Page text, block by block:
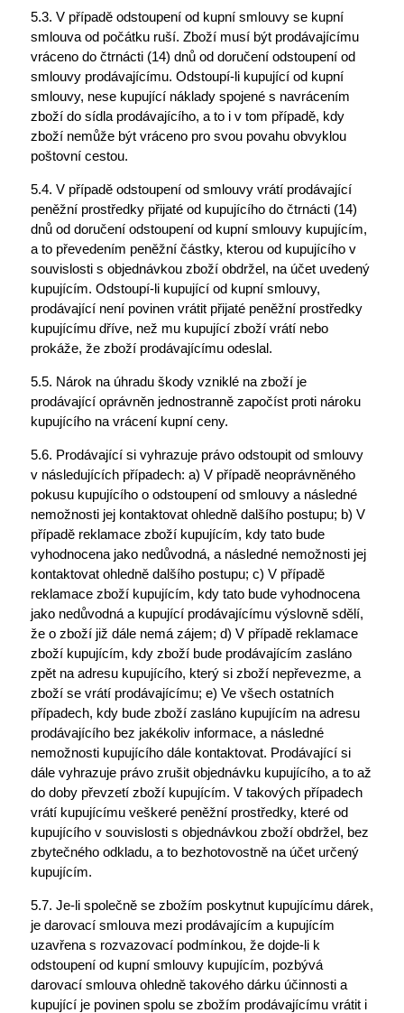
5.3. V případě odstoupení od kupní smlouvy se kupní
smlouva od počátku ruší. Zboží musí být prodávajícímu
vráceno do čtrnácti (14) dnů od doručení odstoupení od
smlouvy prodávajícímu. Odstoupí-li kupující od kupní
smlouvy, nese kupující náklady spojené s navrácením
zboží do sídla prodávajícího, a to i v tom případě, kdy
zboží nemůže být vráceno pro svou povahu obvyklou
poštovní cestou.
5.4. V případě odstoupení od smlouvy vrátí prodávající
peněžní prostředky přijaté od kupujícího do čtrnácti (14)
dnů od doručení odstoupení od kupní smlouvy kupujícím,
a to převedením peněžní částky, kterou od kupujícího v
souvislosti s objednávkou zboží obdržel, na účet uvedený
kupujícím. Odstoupí-li kupující od kupní smlouvy,
prodávající není povinen vrátit přijaté peněžní prostředky
kupujícímu dříve, než mu kupující zboží vrátí nebo
prokáže, že zboží prodávajícímu odeslal.
5.5. Nárok na úhradu škody vzniklé na zboží je
prodávající oprávněn jednostranně započíst proti nároku
kupujícího na vrácení kupní ceny.
5.6. Prodávající si vyhrazuje právo odstoupit od smlouvy
v následujících případech: a) V případě neoprávněného
pokusu kupujícího o odstoupení od smlouvy a následné
nemožnosti jej kontaktovat ohledně dalšího postupu; b) V
případě reklamace zboží kupujícím, kdy tato bude
vyhodnocena jako nedůvodná, a následné nemožnosti jej
kontaktovat ohledně dalšího postupu; c) V případě
reklamace zboží kupujícím, kdy tato bude vyhodnocena
jako nedůvodná a kupující prodávajícímu výslovně sdělí,
že o zboží již dále nemá zájem; d) V případě reklamace
zboží kupujícím, kdy zboží bude prodávajícím zasláno
zpět na adresu kupujícího, který si zboží nepřevezme, a
zboží se vrátí prodávajícímu; e) Ve všech ostatních
případech, kdy bude zboží zasláno kupujícím na adresu
prodávajícího bez jakékoliv informace, a následné
nemožnosti kupujícího dále kontaktovat. Prodávající si
dále vyhrazuje právo zrušit objednávku kupujícího, a to až
do doby převzetí zboží kupujícím. V takových případech
vrátí kupujícímu veškeré peněžní prostředky, které od
kupujícího v souvislosti s objednávkou zboží obdržel, bez
zbytečného odkladu, a to bezhotovostně na účet určený
kupujícím.
5.7. Je-li společně se zbožím poskytnut kupujícímu dárek,
je darovací smlouva mezi prodávajícím a kupujícím
uzavřena s rozvazovací podmínkou, že dojde-li k
odstoupení od kupní smlouvy kupujícím, pozbývá
darovací smlouva ohledně takového dárku účinnosti a
kupující je povinen spolu se zbožím prodávajícímu vrátit i